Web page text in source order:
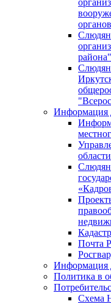
органов
района"
Информация
области
Почта
Информация
Политика в
Схема